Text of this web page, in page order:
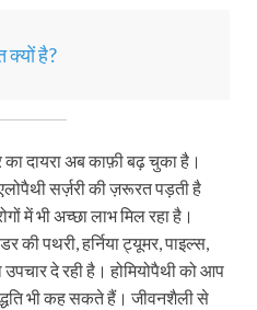
क्यों है?
का दायरा अब काफ़ी बढ़ चुका है।
सर्ज़री की ज़रूरत पड़ती है
में भी अच्छा लाभ मिल रहा है।
की पथरी, हर्निया ट्यूमर, पाइल्स,
उपचार दे रही है। होमियोपैथी को आप
भी कह सकते हैं। जीवनशैली से